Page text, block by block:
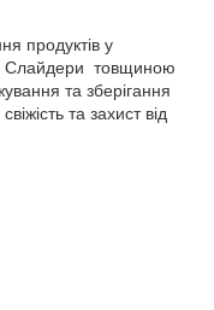
продуктів у
Слайдери товщиною
та зберігання
та захист від